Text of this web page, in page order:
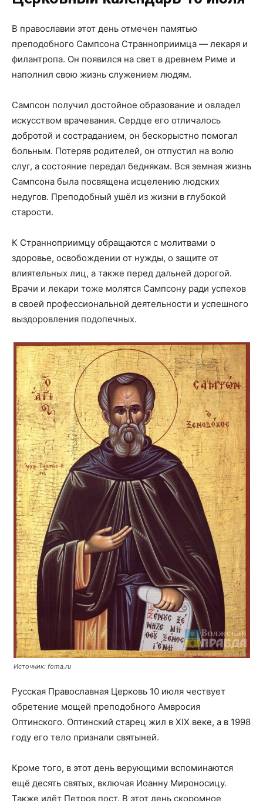
В православии этот день отмечен памятью
преподобного Сампсона Странноприимца — лекаря и
филантропа. Он появился на свет в древнем Риме и
наполнил свою жизнь служением людям.
Сампсон получил достойное образование и овладел
искусством врачевания. Сердце его отличалось
добротой и состраданием, он бескорыстно помогал
больным. Потеряв родителей, он отпустил на волю
слуг, а состояние передал беднякам. Вся земная жизнь
Сампсона была посвящена исцелению людских
недугов. Преподобный ушёл из жизни в глубокой
старости.
К Странноприимцу обращаются с молитвами о
здоровье, освобождении от нужды, о защите от
влиятельных лиц, а также перед дальней дорогой.
Врачи и лекари тоже молятся Сампсону ради успехов
в своей профессиональной деятельности и успешного
выздоровления подопечных.
Источник: foma.ru
Русская Православная Церковь 10 июля чествует
обретение мощей преподобного Амвросия
Оптинского. Оптинский старец жил в XIX веке, а в 1998
году его тело признали святыней.
Кроме того, в этот день верующими вспоминаются
ещё десять святых, включая Иоанну Мироносицу.
Также идёт Петров пост. В этот день скоромное